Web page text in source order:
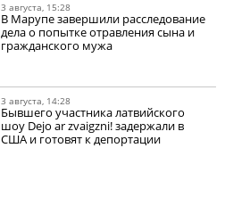
3 августа, 15:28
В Марупе завершили расследование
дела о попытке отравления сына и
гражданского мужа
3 августа, 14:28
Бывшего участника латвийского
шоу Dejo ar zvaigzni! задержали в
США и готовят к депортации